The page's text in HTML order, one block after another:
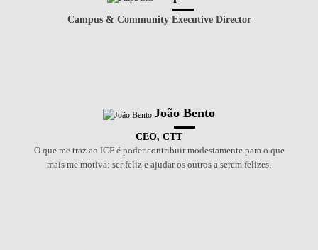
Campus & Community Executive Director
João Bento
CEO, CTT
O que me traz ao ICF é poder contribuir modestamente para o que
mais me motiva: ser feliz e ajudar os outros a serem felizes.